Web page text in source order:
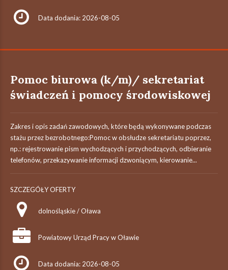
Data dodania: 2026-08-05
Pomoc biurowa (k/m)/ sekretariat
świadczeń i pomocy środowiskowej
Zakres i opis zadań zawodowych, które będą wykonywane podczas
stażu przez bezrobotnego:Pomoc w obsłudze sekretariatu poprzez,
np.: rejestrowanie pism wychodzących i przychodzących, odbieranie
telefonów, przekazywanie informacji dzwoniącym, kierowanie...
SZCZEGÓŁY OFERTY
dolnośląskie / Oława
Powiatowy Urząd Pracy w Oławie
Data dodania: 2026-08-05